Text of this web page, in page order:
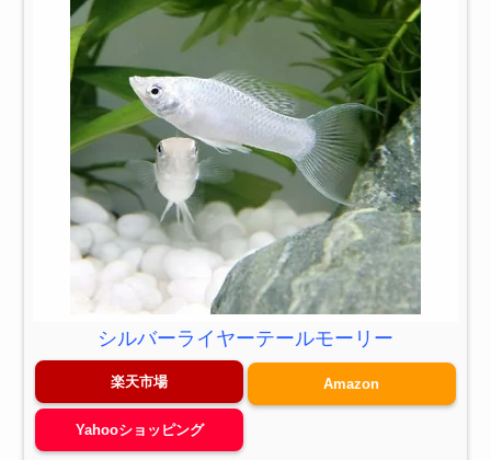
シルバーライヤーテールモーリー
楽天市場 Amazon
Yahooショッピング